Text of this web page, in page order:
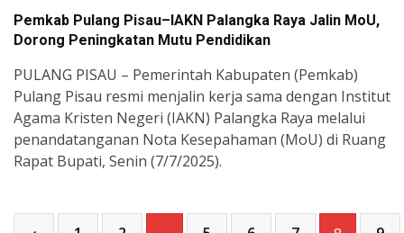
Pemkab Pulang Pisau–IAKN Palangka Raya Jalin MoU,
Dorong Peningkatan Mutu Pendidikan
PULANG PISAU – Pemerintah Kabupaten (Pemkab)
Pulang Pisau resmi menjalin kerja sama dengan Institut
Agama Kristen Negeri (IAKN) Palangka Raya melalui
penandatanganan Nota Kesepahaman (MoU) di Ruang
Rapat Bupati, Senin (7/7/2025).